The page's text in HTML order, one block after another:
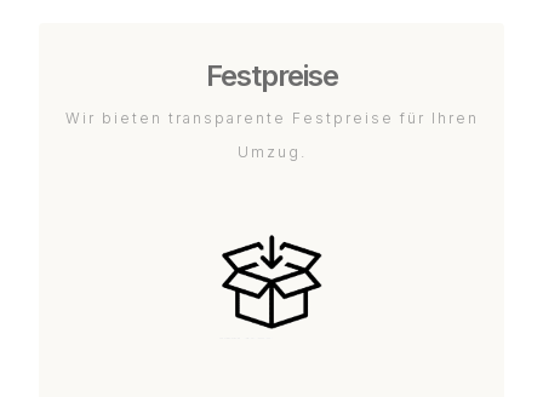
Festpreise
Wir bieten transparente Festpreise für Ihren
Umzug.